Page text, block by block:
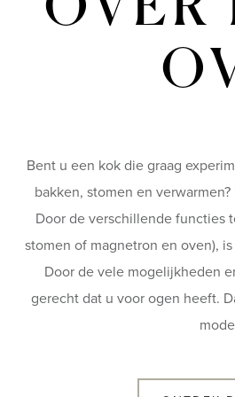
Bent u een kok die graag
bakken, stomen en
Door de verschillende functies
stomen of magnetron en oven),
Door de vele mogelijkheden
gerecht dat u voor ogen heeft.